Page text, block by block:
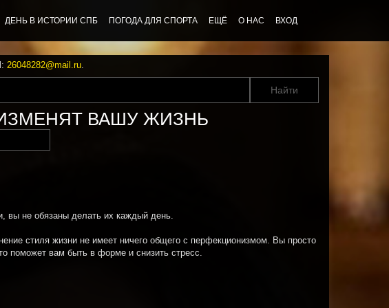
ДЕНЬ В ИСТОРИИ СПБ ПОГОДА ДЛЯ СПОРТА ЕЩЁ О НАС ВХОД
26048282@mail.ru.
ВАШУ ЖИЗНЬ
вы не обязаны делать их каждый день.
стиля жизни не имеет ничего общего с перфекционизмом. Вы просто
поможет вам быть в форме и снизить стресс.